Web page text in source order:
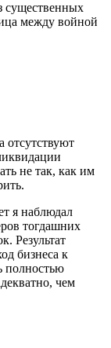
существенных
между войной
отсутствуют
не так, как им
я наблюдал
тогдашних
Результат
бизнеса к
полностью
чем